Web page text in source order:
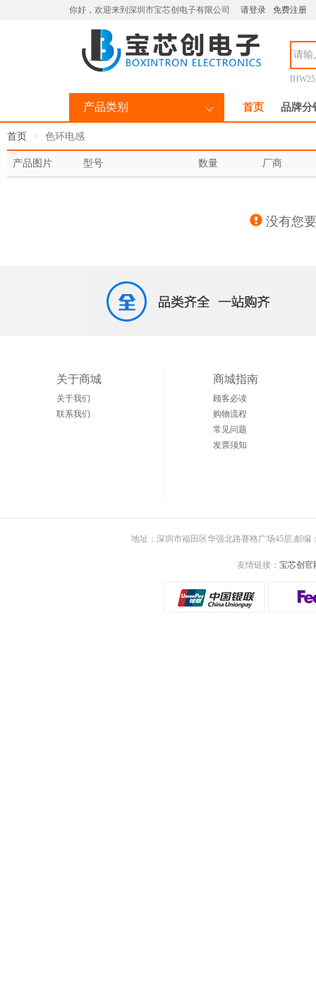
你好，欢迎来到深圳市宝芯创电子有限公司 请登录 免费注册
产品类别 首页 品牌分
首页 色环电感
产品图片 型号 数量 厂商
没有您
关于商城
关于我们
联系我们
商城指南
顾客必读
购物流程
常见问题
发票须知
地址：深圳市福田区华强北路赛格广场45层,邮
友情链接： 宝芯创官